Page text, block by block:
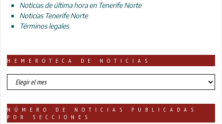
Noticias de última hora en Tenerife Norte
Noticias Tenerife Norte
Términos legales
HEMEROTECA DE NOTICIAS
HEMEROTECA
DE
NÚMERO DE NOTICIAS PUBLICADAS
POR SECCIONES